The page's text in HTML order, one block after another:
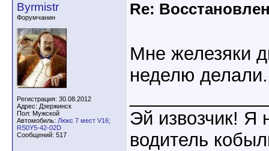
Byrmistr
Форумчанин
Регистрация: 30.08.2012
Адрес: Дзержинск
Пол: Мужской
Автомобиль: Люкс 7 мест V16;
RS0Y5-42-02D
Сообщений: 517
Re:
Мне железяки
неделю
Эй извозчик! Я
водитель